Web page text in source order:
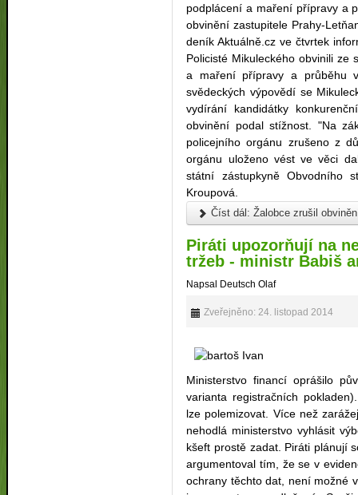
podplácení a maření přípravy a
obvinění zastupitele Prahy-
deník Aktuálně.cz ve čtvrtek
Policisté Mikuleckého obvinili ze
a maření přípravy a průběhu
svědeckých výpovědí se
vydírání kandidátky
obvinění podal stížnost. "Na
policejního orgánu zrušeno z
orgánu uloženo vést ve věci
státní zástupkyně Obvodního
Kroupová.
Číst dál: Žalobce zrušil
Piráti upozorňují na
tržeb - ministr Babiš
Napsal Deutsch Olaf
Zveřejněno: 24. listopad 2014
Ministerstvo financí oprášilo
varianta registračních
lze polemizovat. Více než
nehodlá ministerstvo vyhlásit
kšeft prostě zadat. Piráti plánují
argumentoval tím, že se v
ochrany těchto dat, není možné